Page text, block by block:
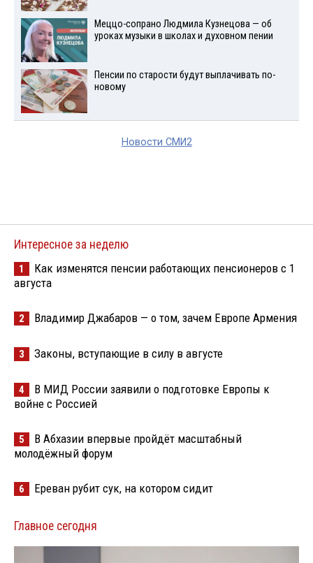
Меццо-сопрано Людмила Кузнецова — об
уроках музыки в школах и духовном пении
Пенсии по старости будут выплачивать по-
новому
Новости СМИ2
Интересное за неделю
1
Как изменятся пенсии работающих пенсионеров с 1
августа
2 Владимир Джабаров — о том, зачем Европе Армения
3 Законы, вступающие в силу в августе
4
В МИД России заявили о подготовке Европы к
войне с Россией
5
В Абхазии впервые пройдёт масштабный
молодёжный форум
6 Ереван рубит сук, на котором сидит
Главное сегодня